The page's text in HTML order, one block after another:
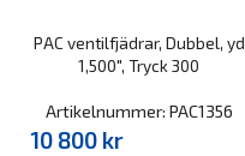
PAC ventilfjädrar, Dubbel, yd
1,500", Tryck 300
Artikelnummer: PAC1356
10 800 kr